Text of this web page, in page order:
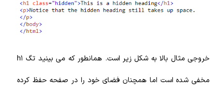
خروجی مثال بالا به شکل زیر است. همانطور که می بینید تگ h1
مخفی شده است اما همچنان فضای خود را در صفحه حفظ کرده